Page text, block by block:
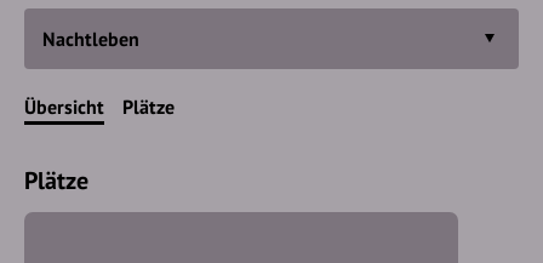
Nachtleben
Übersicht Plätze
Plätze